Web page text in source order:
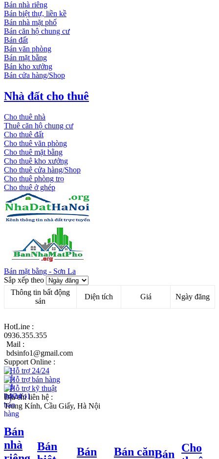
Bán nhà riêng
Bán biệt thự, liền kề
Bán nhà mặt phố
Bán căn hộ chung cư
Bán đất
Bán văn phòng
Bán mặt bằng
Bán kho xưởng
Bán cửa hàng/Shop
Nhà đất cho thuê
Cho thuê nhà
Thuê căn hộ chung cư
Cho thuê đất
Cho thuê văn phòng
Cho thuê mặt bằng
Cho thuê kho xưởng
Cho thuê cửa hàng/Shop
Cho thuê phòng trọ
Cho thuê ở ghép
Bán mặt bằng - Sơn La
Sắp xếp theo
Thông tin bất động
sản
Diện tích Giá Ngày đăng
HotLine :
0936.355.355
Mail :
bdsinfo1@gmail.com
Support Online :
Hỗ trợ 24/24
Hỗ trợ bán hàng
Hỗ trợ kỹ thuật
Địa chỉ liên hệ :
Trung Kính, Cầu Giấy, Hà Nội
Bán
nhà
Bán
Bán
Bán cănBán
Cho